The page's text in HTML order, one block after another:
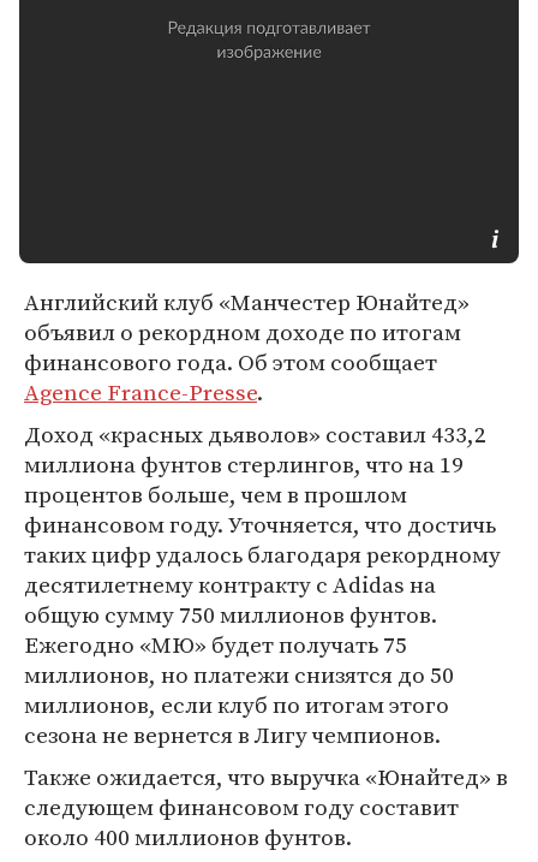
Английский клуб «Манчестер Юнайтед»
объявил о рекордном доходе по итогам
финансового года. Об этом сообщает
Agence France-Presse.
Доход «красных дьяволов» составил 433,2
миллиона фунтов стерлингов, что на 19
процентов больше, чем в прошлом
финансовом году. Уточняется, что достичь
таких цифр удалось благодаря рекордному
десятилетнему контракту с Adidas на
общую сумму 750 миллионов фунтов.
Ежегодно «МЮ» будет получать 75
миллионов, но платежи снизятся до 50
миллионов, если клуб по итогам этого
сезона не вернется в Лигу чемпионов.
Также ожидается, что выручка «Юнайтед» в
следующем финансовом году составит
около 400 миллионов фунтов.